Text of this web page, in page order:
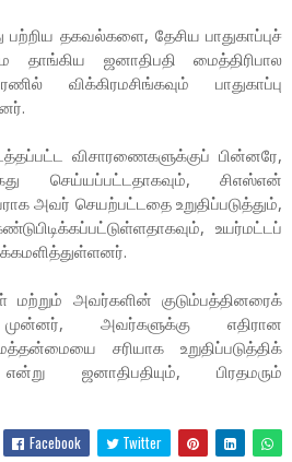
தகவல்களை, தேசிய பாதுகாப்புச்
தாங்கிய ஜனாதிபதி மைத்திரிபால
விக்கிரமசிங்கவும் பாதுகாப்பு
விசாரணைகளுக்குப் பின்னரே,
செய்யப்பட்டதாகவும், சிஎஸ்என்
அவர் செயற்பட்டதை உறுதிப்படுத்தும்,
உயர்மட்டப்
மற்றும் அவர்களின் குடும்பத்தினரைக்
அவர்களுக்கு எதிரான
சரியாக உறுதிப்படுத்திக்
ஜனாதிபதியும், பிரதமரும்
Facebook Twitter